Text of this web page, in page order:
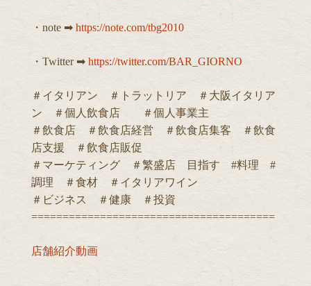
・note ➡︎ https://note.com/tbg2010
・Twitter ➡︎ https://twitter.com/BAR_GIORNO
＃イタリアン ＃トラットリア ＃大阪イタリア
ン ＃個人飲食店 ＃個人事業主
＃飲食店 ＃飲食店経営 ＃飲食店集客 ＃飲食
店支援 ＃飲食店販促
＃マーケティング ＃繁盛店 目指す #料理 #
調理 ＃食材 ＃イタリアワイン
＃ビジネス ＃健康 ＃投資
=======================================
店舗紹介動画